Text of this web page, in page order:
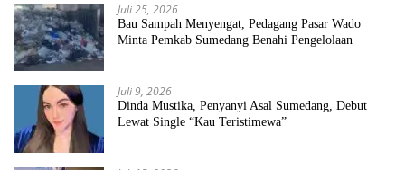
Juli 25, 2026
Bau Sampah Menyengat, Pedagang Pasar Wado
Minta Pemkab Sumedang Benahi Pengelolaan
Juli 9, 2026
Dinda Mustika, Penyanyi Asal Sumedang, Debut
Lewat Single “Kau Teristimewa”